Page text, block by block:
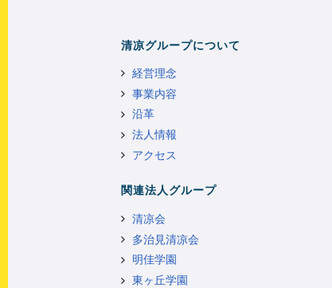
清凉グループについて
経営理念
事業内容
沿革
法人情報
アクセス
関連法人グループ
清凉会
多治見清凉会
明佳学園
東ヶ丘学園